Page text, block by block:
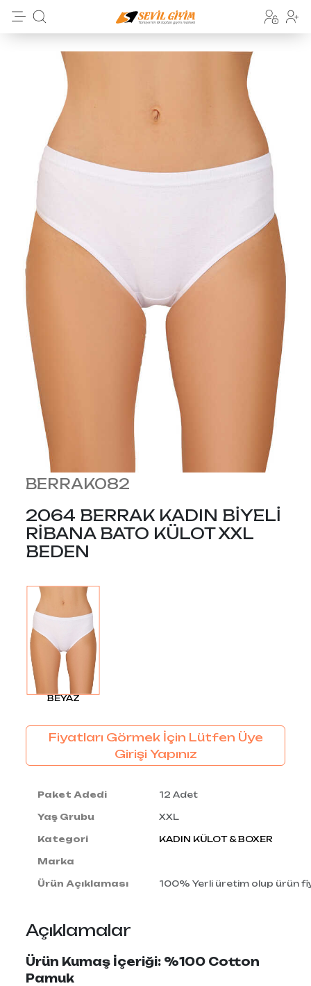
BERRAK082
2064 BERRAK KADIN BİYELİ
RİBANA BATO KÜLOT XXL
BEDEN
BEYAZ
Fiyatları Görmek İçin Lütfen Üye
Girişi Yapınız
Paket Adedi 12 Adet
Yaş Grubu XXL
Kategori KADIN KÜLOT & BOXER
Marka
Ürün Açıklaması 100% Yerli üretim olup ürün
Açıklamalar
Ürün Kumaş İçeriği: %100 Cotton
Pamuk